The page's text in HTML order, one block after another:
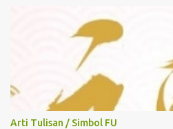
Arti Tulisan / Simbol FU